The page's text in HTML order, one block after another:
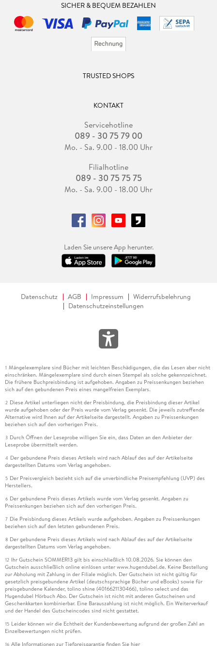
SICHER & BEQUEM BEZAHLEN
TRUSTED SHOPS
KONTAKT
Servicehotline
089 - 30 75 79 00
Mo. - Sa. 9.00 - 18.00 Uhr
Filialhotline
089 - 30 75 75 75
Mo. - Sa. 9.00 - 18.00 Uhr
Laden Sie unsere App herunter.
Datenschutz AGB Impressum
Widerrufsbelehrung
Datenschutzeinstellungen
1 Mängelexemplare sind Bücher mit leichten Beschädigungen, die das Lesen aber nicht
einschränken. Mängelexemplare sind durch einen Stempel als solche gekennzeichnet.
Die frühere Buchpreisbindung ist aufgehoben. Angaben zu Preissenkungen beziehen
sich auf den gebundenen Preis eines mangelfreien Exemplars.
2 Diese Artikel unterliegen nicht der Preisbindung, die Preisbindung dieser Artikel
wurde aufgehoben oder der Preis wurde vom Verlag gesenkt. Die jeweils zutreffende
Alternative wird Ihnen auf der Artikelseite dargestellt. Angaben zu Preissenkungen
beziehen sich auf den vorherigen Preis.
3 Durch Öffnen der Leseprobe willigen Sie ein, dass Daten an den Anbieter der
Leseprobe übermittelt werden.
4 Der gebundene Preis dieses Artikels wird nach Ablauf des auf der Artikelseite
dargestellten Datums vom Verlag angehoben.
5 Der Preisvergleich bezieht sich auf die unverbindliche Preisempfehlung (UVP) des
Herstellers.
6 Der gebundene Preis dieses Artikels wurde vom Verlag gesenkt. Angaben zu
Preissenkungen beziehen sich auf den vorherigen Preis.
7 Die Preisbindung dieses Artikels wurde aufgehoben. Angaben zu Preissenkungen
beziehen sich auf den letzten gebundenen Preis.
8 Der gebundene Preis dieses Artikels wird nach Ablauf des auf der Artikelseite
dargestellten Datums vom Verlag angehoben.
12 Ihr Gutschein SOMMER13 gilt bis einschließlich 10.08.2026. Sie können den
Gutschein ausschließlich online einlösen unter www.hugendubel.de. Keine Bestellung
zur Abholung mit Zahlung in der Filiale möglich. Der Gutschein ist nicht gültig für
gesetzlich preisgebundene Artikel (deutschsprachige Bücher und eBooks) sowie für
preisgebundene Kalender, tolino shine (4016621130466), tolino select und das
Hugendubel Hörbuch Abo. Der Gutschein ist nicht mit anderen Gutscheinen und
Geschenkkarten kombinierbar. Eine Barauszahlung ist nicht möglich. Ein Weiterverkauf
und der Handel des Gutscheincodes sind nicht gestattet.
15 Leider können wir die Echtheit der Kundenbewertung aufgrund der großen Zahl an
Einzelbewertungen nicht prüfen.
16 Alle Informationen zur Tiefpreisgarantie finden Sie hier